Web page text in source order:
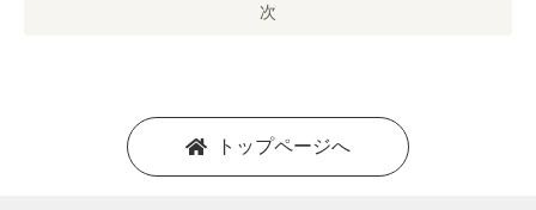
次
トップページへ